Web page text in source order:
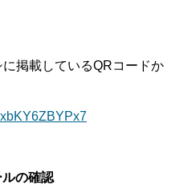
掲載しているQRコードか
の確認